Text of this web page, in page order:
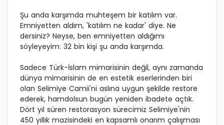
Şu anda karşımda muhteşem bir katılım var.
Emniyetten aldım, 'katılım ne kadar' diye. Ne
dersiniz? Neyse, ben emniyetten aldığımı
söyleyeyim: 32 bin kişi şu anda karşımda.
Sadece Türk-İslam mimarisinin değil, aynı zamanda
dünya mimarisinin de en estetik eserlerinden biri
olan Selimiye Camii'ni aslına uygun şekilde restore
ederek, hamdolsun bugün yeniden ibadete açtık.
Dört yıl süren restorasyon sürecimiz Selimiye'nin
450 yıllık mazisindeki en kapsamlı onarım çalışması